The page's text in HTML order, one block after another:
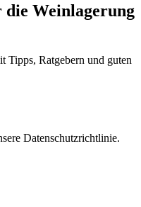
die Weinlagerung
Tipps, Ratgebern und guten
Datenschutzrichtlinie.